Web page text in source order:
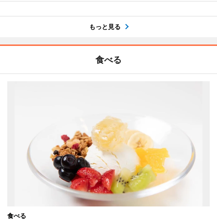
もっと見る
食べる
食べる